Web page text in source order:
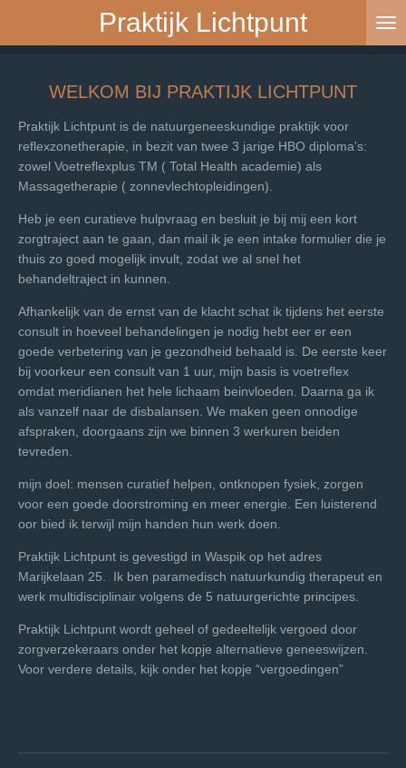
hoofdinhoud
Praktijk Lichtpunt
WELKOM BIJ PRAKTIJK LICHTPUNT
Praktijk Lichtpunt is de natuurgeneeskundige praktijk voor
reflexzonetherapie, in bezit van twee 3 jarige HBO diploma's:
zowel Voetreflexplus TM ( Total Health academie) als
Massagetherapie ( zonnevlechtopleidingen).
Heb je een curatieve hulpvraag en besluit je bij mij een kort
zorgtraject aan te gaan, dan mail ik je een intake formulier die je
thuis zo goed mogelijk invult, zodat we al snel het
behandeltraject in kunnen.
Afhankelijk van de ernst van de klacht schat ik tijdens het eerste
consult in hoeveel behandelingen je nodig hebt eer er een
goede verbetering van je gezondheid behaald is. De eerste keer
bij voorkeur een consult van 1 uur, mijn basis is voetreflex
omdat meridianen het hele lichaam beinvloeden. Daarna ga ik
als vanzelf naar de disbalansen. We maken geen onnodige
afspraken, doorgaans zijn we binnen 3 werkuren beiden
tevreden.
mijn doel: mensen curatief helpen, ontknopen fysiek, zorgen
voor een goede doorstroming en meer energie. Een luisterend
oor bied ik terwijl mijn handen hun werk doen.
Praktijk Lichtpunt is gevestigd in Waspik op het adres
Marijkelaan 25. Ik ben paramedisch natuurkundig therapeut en
werk multidisciplinair volgens de 5 natuurgerichte principes.
Praktijk Lichtpunt wordt geheel of gedeeltelijk vergoed door
zorgverzekeraars onder het kopje alternatieve geneeswijzen.
Voor verdere details, kijk onder het kopje “vergoedingen”